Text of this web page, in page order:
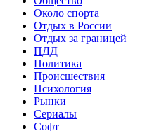
Около спорта
Отдых в России
Отдых за границей
ПДД
Политика
Происшествия
Психология
Рынки
Сериалы
Софт